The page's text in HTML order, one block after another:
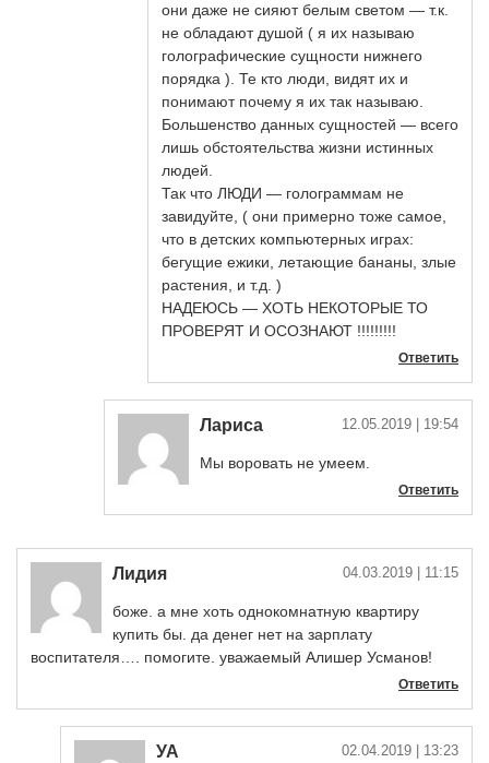
они даже не сияют белым светом — т.к.
не обладают душой ( я их называю
голографические сущности нижнего
порядка ). Те кто люди, видят их и
понимают почему я их так называю.
Большенство данных сущностей — всего
лишь обстоятельства жизни истинных
людей.
Так что ЛЮДИ — голограммам не
завидуйте, ( они примерно тоже самое,
что в детских компьютерных играх:
бегущие ежики, летающие бананы, злые
растения, и т.д. )
НАДЕЮСЬ — ХОТЬ НЕКОТОРЫЕ ТО
ПРОВЕРЯТ И ОСОЗНАЮТ !!!!!!!!!
Ответить
Лариса 12.05.2019 | 19:54
Мы воровать не умеем.
Ответить
Лидия 04.03.2019 | 11:15
боже. а мне хоть однокомнатную квартиру
купить бы. да денег нет на зарплату
воспитателя…. помогите. уважаемый Алишер Усманов!
Ответить
УА 02.04.2019 | 13:23